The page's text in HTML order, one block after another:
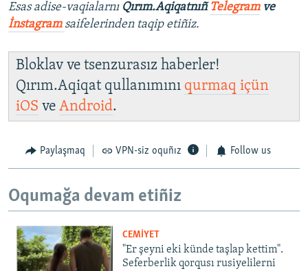
Esas adise-vaqialarnı Qırım.Aqiqatnıñ Telegramve
İnstagram saifelerinden taqip etiñiz.
Bloklav ve tsenzurasız haberler!
Qırım.Aqiqat qullanımını qurmaq içün
iOS ve Android.
Paylaşmaq VPN-siz oquñız Follow us
Oqumağa devam etiñiz
CEMİYET
"Er şeyni eki künde taşlap kettim".
Seferberlik qorqusı rusiyelilerni